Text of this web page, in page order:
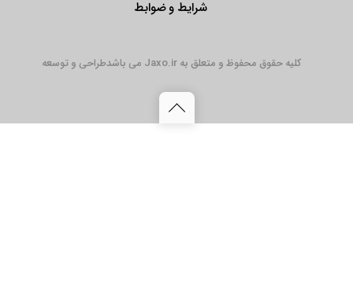
شرایط و ضوابط
Back
کلیه حقوق محفوظ و متعلق به Jaxo.ir می باشد طراحی و توسعه